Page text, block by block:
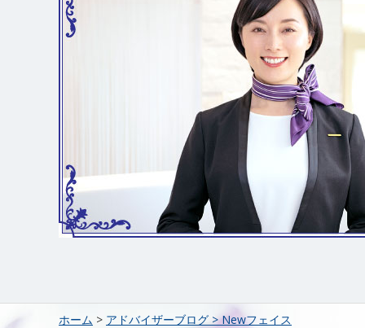
ホーム > アドバイザーブログ >Newフェイス